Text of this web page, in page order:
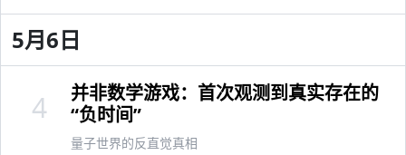
5月6日
并非数学游戏：首次观测到真实存在的
“负时间”
量子世界的反直觉真相
4